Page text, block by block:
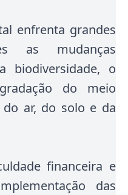
enfrenta grandes
as mudanças
biodiversidade, o
do meio
ar, do solo e da
financeira e
das